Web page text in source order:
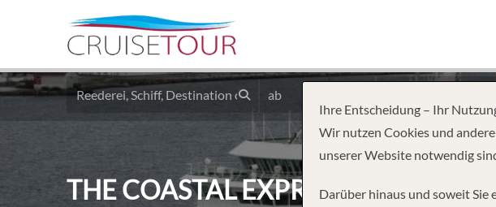
ab
THE COASTAL EXPRESS: BERGEN
Ihre Entscheidung – Ihr
Wir nutzen Cookies und
unserer Website notwendig
Darüber hinaus und soweit Sie